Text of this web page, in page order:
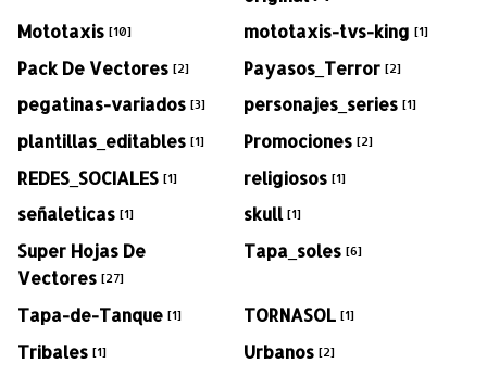
Mototaxis [10] mototaxis-tvs-king [1]
Pack De Vectores [2] Payasos_Terror [2]
pegatinas-variados [3] personajes_series [1]
plantillas_editables [1] Promociones [2]
REDES_SOCIALES [1] religiosos [1]
señaleticas [1] skull [1]
Super Hojas De
Vectores [27]
Tapa_soles [6]
Tapa-de-Tanque [1] TORNASOL [1]
Tribales [1] Urbanos [2]